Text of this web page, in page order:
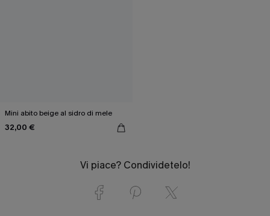
Mini abito beige al sidro di mele
32,00 €
Vi piace? Condividetelo!